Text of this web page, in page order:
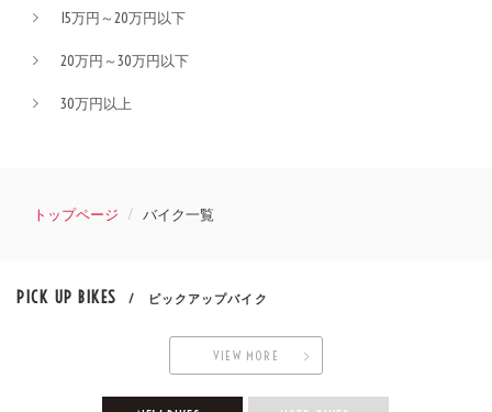
15万円～20万円以下
20万円～30万円以下
30万円以上
トップページ バイク一覧
PICK UP BIKES / ピックアップバイク
VIEW MORE